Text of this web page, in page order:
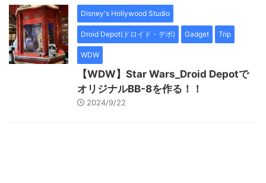
Disney's Hollywood Studio
Droid Depot(ドロイド・デポ) Gadget Trip
WDW
【WDW】Star Wars_Droid Depotで
オリジナルBB-8を作る！！
2024/9/22